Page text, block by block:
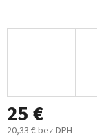
25 €
20,33 € bez DPH